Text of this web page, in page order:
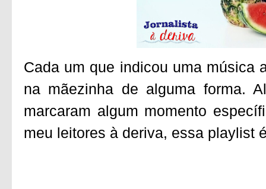
Cada um que indicou uma música
na mãezinha de alguma forma.
marcaram algum momento
meu leitores à deriva, essa playlist